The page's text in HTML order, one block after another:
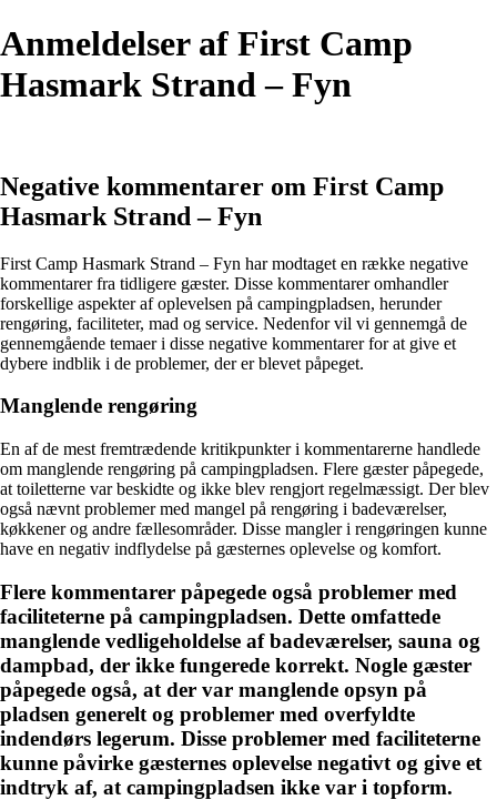
Anmeldelser af First Camp
Hasmark Strand – Fyn
Negative kommentarer om First Camp
Hasmark Strand – Fyn
First Camp Hasmark Strand – Fyn har modtaget en række negative
kommentarer fra tidligere gæster. Disse kommentarer omhandler
forskellige aspekter af oplevelsen på campingpladsen, herunder
rengøring, faciliteter, mad og service. Nedenfor vil vi gennemgå de
gennemgående temaer i disse negative kommentarer for at give et
dybere indblik i de problemer, der er blevet påpeget.
Manglende rengøring
En af de mest fremtrædende kritikpunkter i kommentarerne handlede
om manglende rengøring på campingpladsen. Flere gæster påpegede,
at toiletterne var beskidte og ikke blev rengjort regelmæssigt. Der blev
også nævnt problemer med mangel på rengøring i badeværelser,
køkkener og andre fællesområder. Disse mangler i rengøringen kunne
have en negativ indflydelse på gæsternes oplevelse og komfort.
Flere kommentarer påpegede også problemer med
faciliteterne på campingpladsen. Dette omfattede
manglende vedligeholdelse af badeværelser, sauna og
dampbad, der ikke fungerede korrekt. Nogle gæster
påpegede også, at der var manglende opsyn på
pladsen generelt og problemer med overfyldte
indendørs legerum. Disse problemer med faciliteterne
kunne påvirke gæsternes oplevelse negativt og give et
indtryk af, at campingpladsen ikke var i topform.